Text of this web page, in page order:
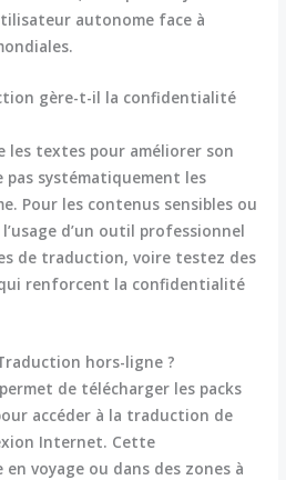
autonome face à
gère-t-il la confidentialité
textes pour améliorer son
pas systématiquement les
Pour les contenus sensibles ou
d’un outil professionnel
de traduction, voire testez des
renforcent la confidentialité
hors-ligne ?
de télécharger les packs
accéder à la traduction de
Internet. Cette
voyage ou dans des zones à